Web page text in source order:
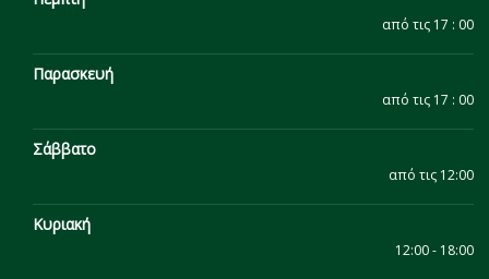
από τις 17 : 00
Παρασκευή
από τις 17 : 00
Σάββατο
από τις 12:00
Κυριακή
12:00 - 18:00